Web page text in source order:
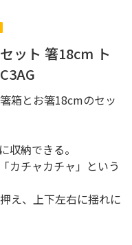
ット 箸18cm ト
箱とお箸18cmのセッ
収納できる。
カチャカチャ」という
え、上下左右に揺れに